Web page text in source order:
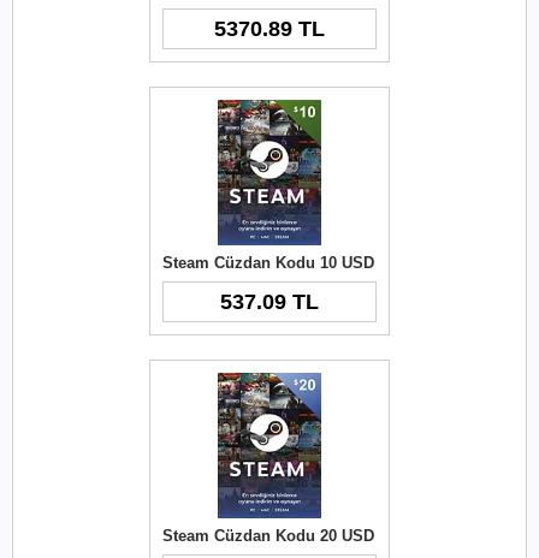
5370.89 TL
Steam Cüzdan Kodu 10 USD
537.09 TL
Steam Cüzdan Kodu 20 USD